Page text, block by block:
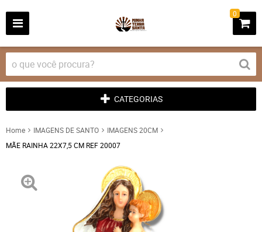
0
CATEGORIAS
Home IMAGENS DE SANTO
IMAGENS 20CM
MÃE RAINHA 22X7,5 CM REF 20007